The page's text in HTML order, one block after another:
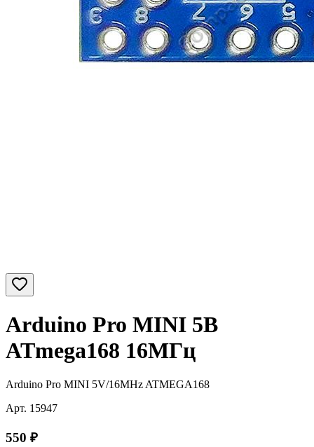
Arduino Pro MINI 5В
ATmega168 16МГц
Arduino Pro MINI 5V/16MHz ATMEGA168
Арт. 15947
550 ₽